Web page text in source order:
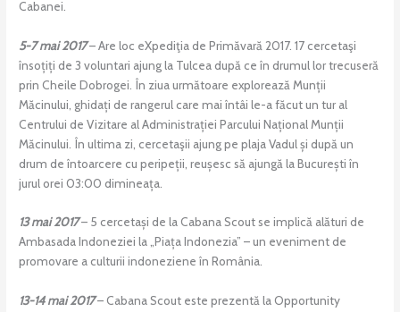
Cabanei.
5-7 mai 2017– Are loc eXpediţia de Primăvară 2017. 17 cercetaşi
însoțiți de 3 voluntari ajung la Tulcea după ce în drumul lor trecuseră
prin Cheile Dobrogei. În ziua următoare explorează Munții
Măcinului, ghidați de rangerul care mai întâi le-a făcut un tur al
Centrului de Vizitare al Administrației Parcului Național Munții
Măcinului. În ultima zi, cercetaşii ajung pe plaja Vadul și după un
drum de întoarcere cu peripeții, reușesc să ajungă la București în
jurul orei 03:00 dimineața.
13 mai 2017– 5 cercetași de la Cabana Scout se implică alături de
Ambasada Indoneziei la „Piața Indonezia” – un eveniment de
promovare a culturii indoneziene în România.
13-14 mai 2017– Cabana Scout este prezentă la Opportunity